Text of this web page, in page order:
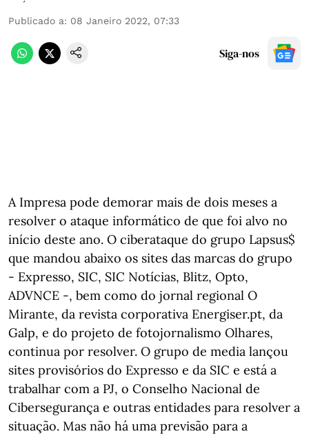
Publicado a: 08 Janeiro 2022, 07:33
Siga-nos
A Impresa pode demorar mais de dois meses a
resolver o ataque informático de que foi alvo no
início deste ano. O ciberataque do grupo Lapsus$
que mandou abaixo os sites das marcas do grupo
- Expresso, SIC, SIC Notícias, Blitz, Opto,
ADVNCE -, bem como do jornal regional O
Mirante, da revista corporativa Energiser.pt, da
Galp, e do projeto de fotojornalismo Olhares,
continua por resolver. O grupo de media lançou
sites provisórios do Expresso e da SIC e está a
trabalhar com a PJ, o Conselho Nacional de
Cibersegurança e outras entidades para resolver a
situação. Mas não há uma previsão para a